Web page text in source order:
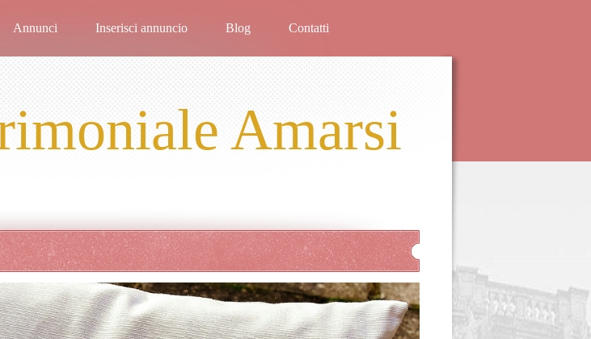
Annunci Inserisci annuncio Blog Contatti
Amarsi